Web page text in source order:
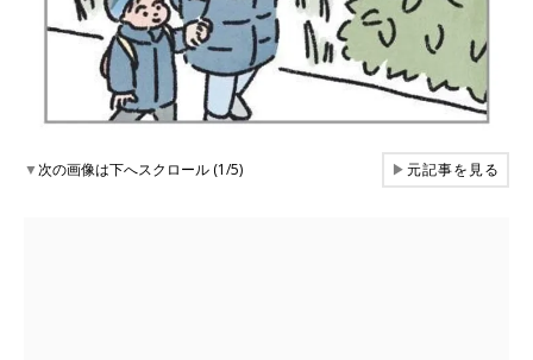
▼次の画像は下へスクロール (1/5) ▶元記事を見る